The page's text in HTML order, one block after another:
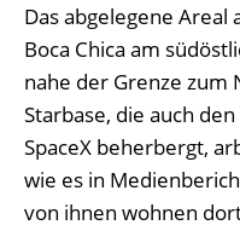
Das abgelegene Areal
Boca Chica am
nahe der Grenze zum
Starbase, die auch
SpaceX beherbergt,
wie es in
von ihnen wohnen